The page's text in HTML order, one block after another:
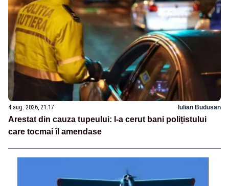
4 aug. 2026, 21:17 Iulian Budusan
Arestat din cauza tupeului: I-a cerut bani polițistului
care tocmai îl amendase